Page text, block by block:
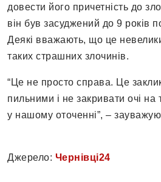
довести його причетність до
він був засуджений до 9 років
Деякі вважають, що це
таких страшних злочинів.
“Це не просто справа. Це
пильними і не закривати очі на
у нашому оточенні”, –
Джерело: Чернівці24